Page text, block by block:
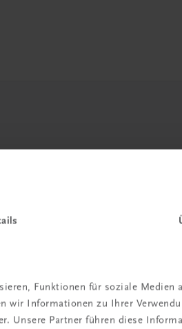
Funktionen für soziale Medien
wir Informationen zu Ihrer
Unsere Partner führen diese
GmbH
Linz